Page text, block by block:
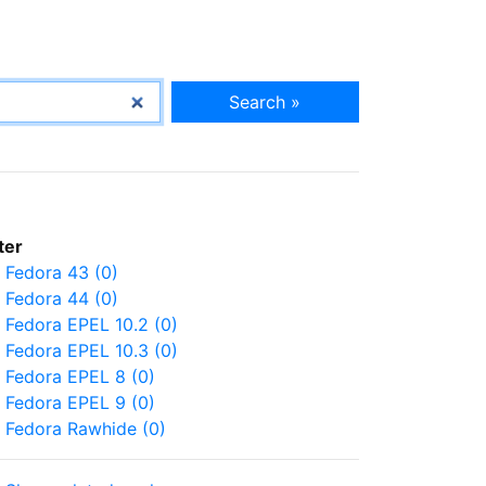
Search »
Fedora 43 (0)
Fedora 44 (0)
Fedora EPEL 10.2 (0)
Fedora EPEL 10.3 (0)
Fedora EPEL 8 (0)
Fedora EPEL 9 (0)
Fedora Rawhide (0)